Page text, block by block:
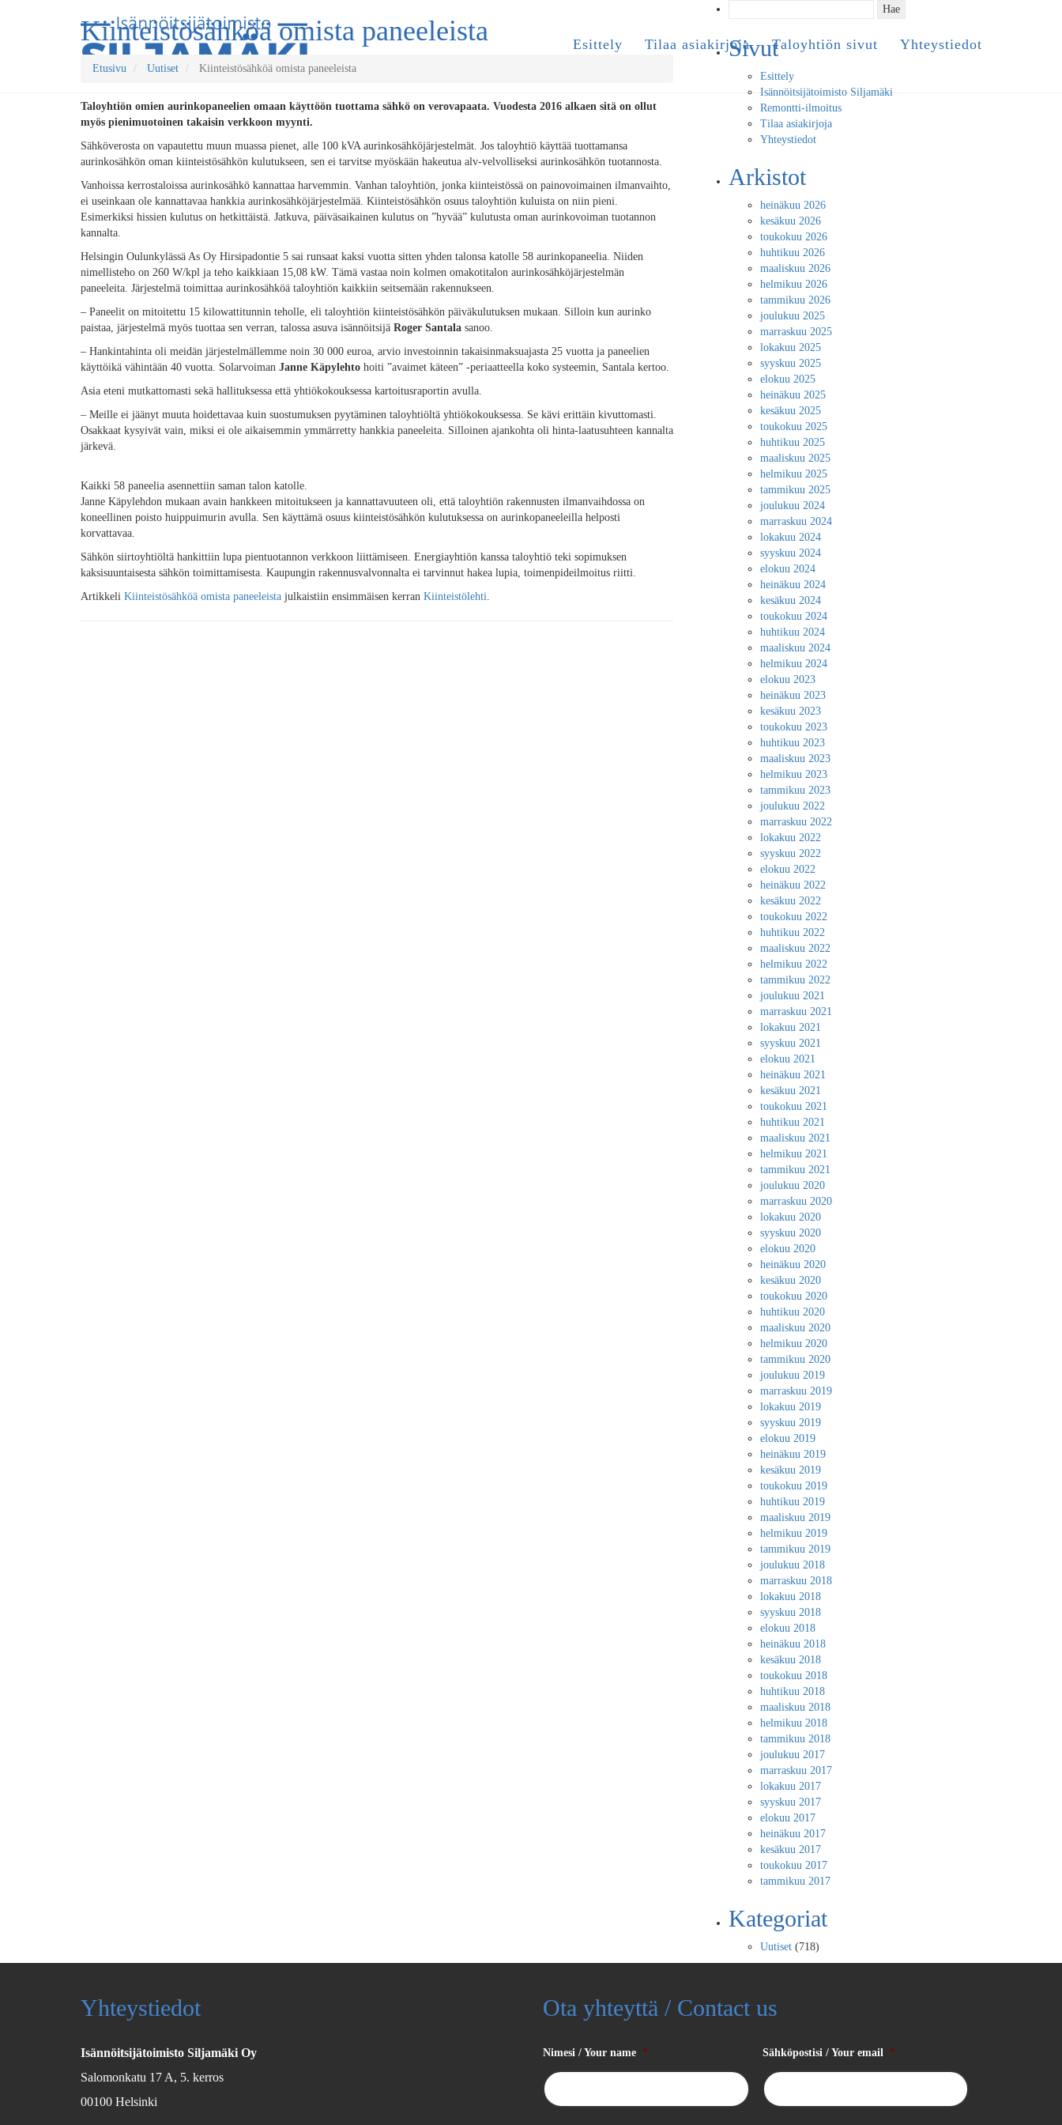
Esittely Tilaa asiakirjoja Taloyhtiön sivut Yhteystiedot
Kiinteistösähköä omista paneeleista
Etusivu Uutiset Kiinteistösähköä omista paneeleista
Taloyhtiön omien aurinkopaneelien omaan käyttöön tuottama sähkö on verovapaata. Vuodesta 2016 alkaen sitä on ollut
myös pienimuotoinen takaisin verkkoon myynti.
Sähköverosta on vapautettu muun muassa pienet, alle 100 kVA aurinkosähköjärjestelmät. Jos taloyhtiö käyttää tuottamansa
aurinkosähkön oman kiinteistösähkön kulutukseen, sen ei tarvitse myöskään hakeutua alv-velvolliseksi aurinkosähkön tuotannosta.
Vanhoissa kerrostaloissa aurinkosähkö kannattaa harvemmin. Vanhan taloyhtiön, jonka kiinteistössä on painovoimainen ilmanvaihto,
ei useinkaan ole kannattavaa hankkia aurinkosähköjärjestelmää. Kiinteistösähkön osuus taloyhtiön kuluista on niin pieni.
Esimerkiksi hissien kulutus on hetkittäistä. Jatkuva, päiväsaikainen kulutus on ”hyvää” kulutusta oman aurinkovoiman tuotannon
kannalta.
Helsingin Oulunkylässä As Oy Hirsipadontie 5 sai runsaat kaksi vuotta sitten yhden talonsa katolle 58 aurinkopaneelia. Niiden
nimellisteho on 260 W/kpl ja teho kaikkiaan 15,08 kW. Tämä vastaa noin kolmen omakotitalon aurinkosähköjärjestelmän
paneeleita. Järjestelmä toimittaa aurinkosähköä taloyhtiön kaikkiin seitsemään rakennukseen.
– Paneelit on mitoitettu 15 kilowattitunnin teholle, eli taloyhtiön kiinteistösähkön päiväkulutuksen mukaan. Silloin kun aurinko
paistaa, järjestelmä myös tuottaa sen verran, talossa asuva isännöitsijä Roger Santala sanoo.
– Hankintahinta oli meidän järjestelmällemme noin 30 000 euroa, arvio investoinnin takaisinmaksuajasta 25 vuotta ja paneelien
käyttöikä vähintään 40 vuotta. Solarvoiman Janne Käpylehto hoiti ”avaimet käteen” -periaatteella koko systeemin, Santala kertoo.
Asia eteni mutkattomasti sekä hallituksessa että yhtiökokouksessa kartoitusraportin avulla.
– Meille ei jäänyt muuta hoidettavaa kuin suostumuksen pyytäminen taloyhtiöltä yhtiökokouksessa. Se kävi erittäin kivuttomasti.
Osakkaat kysyivät vain, miksi ei ole aikaisemmin ymmärretty hankkia paneeleita. Silloinen ajankohta oli hinta-laatusuhteen kannalta
järkevä.
Kaikki 58 paneelia asennettiin saman talon katolle.
Janne Käpylehdon mukaan avain hankkeen mitoitukseen ja kannattavuuteen oli, että taloyhtiön rakennusten ilmanvaihdossa on
koneellinen poisto huippuimurin avulla. Sen käyttämä osuus kiinteistösähkön kulutuksessa on aurinkopaneeleilla helposti
korvattavaa.
Sähkön siirtoyhtiöltä hankittiin lupa pientuotannon verkkoon liittämiseen. Energiayhtiön kanssa taloyhtiö teki sopimuksen
kaksisuuntaisesta sähkön toimittamisesta. Kaupungin rakennusvalvonnalta ei tarvinnut hakea lupia, toimenpideilmoitus riitti.
Artikkeli Kiinteistösähköä omista paneeleista julkaistiin ensimmäisen kerran Kiinteistölehti.
Sivut
Esittely
Isännöitsijätoimisto Siljamäki
Remontti-ilmoitus
Tilaa asiakirjoja
Yhteystiedot
Arkistot
heinäkuu 2026
kesäkuu 2026
toukokuu 2026
huhtikuu 2026
maaliskuu 2026
helmikuu 2026
tammikuu 2026
joulukuu 2025
marraskuu 2025
lokakuu 2025
syyskuu 2025
elokuu 2025
heinäkuu 2025
kesäkuu 2025
toukokuu 2025
huhtikuu 2025
maaliskuu 2025
helmikuu 2025
tammikuu 2025
joulukuu 2024
marraskuu 2024
lokakuu 2024
syyskuu 2024
elokuu 2024
heinäkuu 2024
kesäkuu 2024
toukokuu 2024
huhtikuu 2024
maaliskuu 2024
helmikuu 2024
elokuu 2023
heinäkuu 2023
kesäkuu 2023
toukokuu 2023
huhtikuu 2023
maaliskuu 2023
helmikuu 2023
tammikuu 2023
joulukuu 2022
marraskuu 2022
lokakuu 2022
syyskuu 2022
elokuu 2022
heinäkuu 2022
kesäkuu 2022
toukokuu 2022
huhtikuu 2022
maaliskuu 2022
helmikuu 2022
tammikuu 2022
joulukuu 2021
marraskuu 2021
lokakuu 2021
syyskuu 2021
elokuu 2021
heinäkuu 2021
kesäkuu 2021
toukokuu 2021
huhtikuu 2021
maaliskuu 2021
helmikuu 2021
tammikuu 2021
joulukuu 2020
marraskuu 2020
lokakuu 2020
syyskuu 2020
elokuu 2020
heinäkuu 2020
kesäkuu 2020
toukokuu 2020
huhtikuu 2020
maaliskuu 2020
helmikuu 2020
tammikuu 2020
joulukuu 2019
marraskuu 2019
lokakuu 2019
syyskuu 2019
elokuu 2019
heinäkuu 2019
kesäkuu 2019
toukokuu 2019
huhtikuu 2019
maaliskuu 2019
helmikuu 2019
tammikuu 2019
joulukuu 2018
marraskuu 2018
lokakuu 2018
syyskuu 2018
elokuu 2018
heinäkuu 2018
kesäkuu 2018
toukokuu 2018
huhtikuu 2018
maaliskuu 2018
helmikuu 2018
tammikuu 2018
joulukuu 2017
marraskuu 2017
lokakuu 2017
syyskuu 2017
elokuu 2017
heinäkuu 2017
kesäkuu 2017
toukokuu 2017
tammikuu 2017
Kategoriat
Uutiset (718)
Yhteystiedot
Isännöitsijätoimisto Siljamäki Oy
Salomonkatu 17 A, 5. kerros
00100 Helsinki
Ota yhteyttä / Contact us
Nimesi / Your name * Sähköpostisi / Your email *